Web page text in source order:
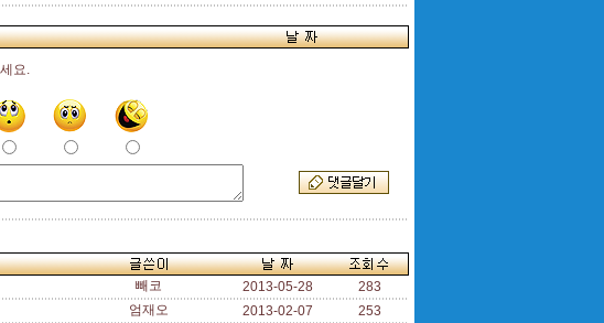
요.
빼코 2013-05-28
283
엄재오 2013-02-07
253